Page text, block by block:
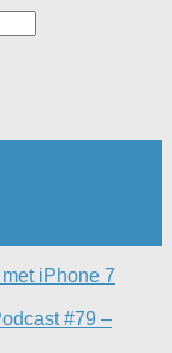
iPhone 7
#79 –